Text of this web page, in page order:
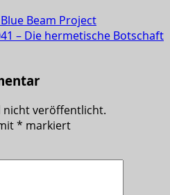
Beam Project
– Die hermetische Botschaft
nicht veröffentlicht.
* markiert